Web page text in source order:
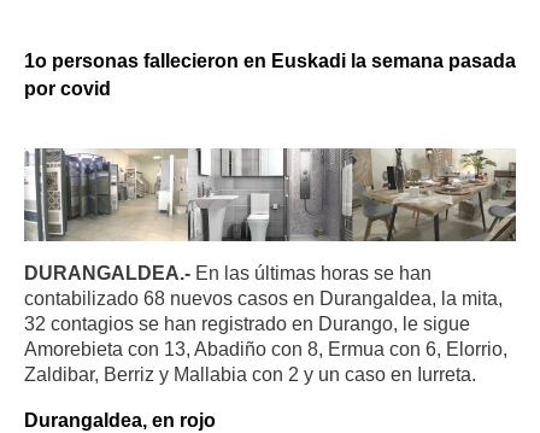
1o personas fallecieron en Euskadi la semana pasada
por covid
DURANGALDEA.- En las últimas horas se han
contabilizado 68 nuevos casos en Durangaldea, la mita,
32 contagios se han registrado en Durango, le sigue
Amorebieta con 13, Abadiño con 8, Ermua con 6, Elorrio,
Zaldibar, Berriz y Mallabia con 2 y un caso en Iurreta.
Durangaldea, en rojo